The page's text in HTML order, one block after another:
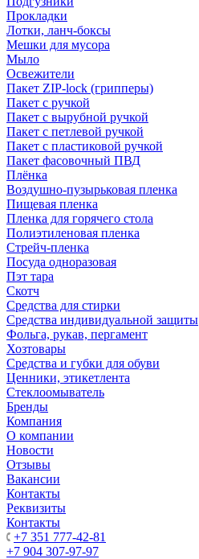
Прокладки
Лотки, ланч-боксы
Мешки для мусора
Мыло
Освежители
Пакет ZIP-lock (грипперы)
Пакет с ручкой
Пакет с вырубной ручкой
Пакет с петлевой ручкой
Пакет с пластиковой ручкой
Пакет фасовочный ПВД
Плёнка
Воздушно-пузырьковая пленка
Пищевая пленка
Пленка для горячего стола
Полиэтиленовая пленка
Стрейч-пленка
Посуда одноразовая
Пэт тара
Скотч
Средства для стирки
Средства индивидуальной защиты
Фольга, рукав, пергамент
Хозтовары
Средства и губки для обуви
Ценники, этикетлента
Стеклоомыватель
Бренды
Компания
О компании
Новости
Отзывы
Вакансии
Контакты
Реквизиты
Контакты
+7 351 777-42-81
+7 904 307-97-97